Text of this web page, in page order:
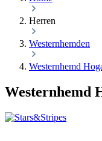
Herren
Westernhemden
Westernhemd
Westernhemd